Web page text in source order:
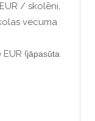
/ skolēni,
vecuma
(jāpasūta